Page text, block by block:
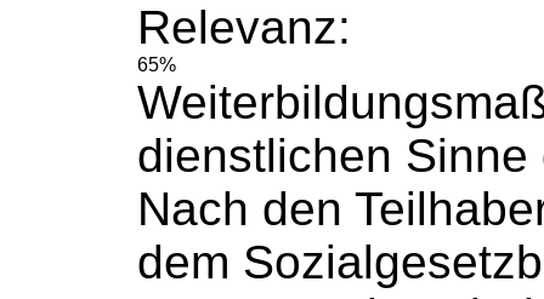
Relevanz:
65%
dienstlichen
Nach den
dem